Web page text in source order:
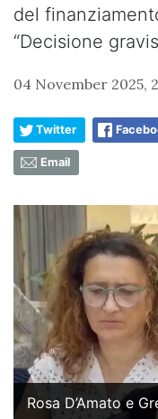
del
“Decisione
04 November 2025,
Twitter
Email
Rosa D’Amato e